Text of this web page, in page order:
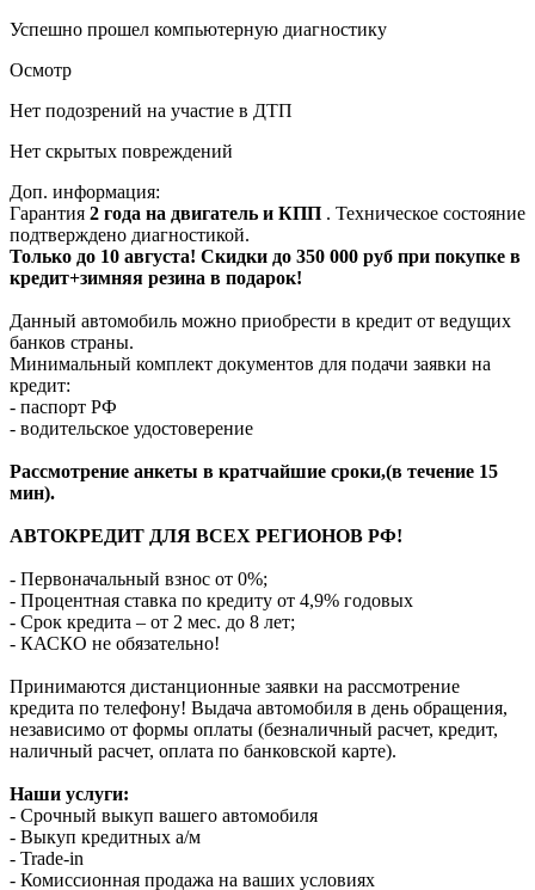
Успешно прошел компьютерную диагностику
Осмотр
Нет подозрений на участие в ДТП
Нет скрытых повреждений
Доп. информация:
Гарантия 2 года на двигатель и КПП . Техническое состояние
подтверждено диагностикой.
Только до 10 августа! Скидки до 350 000 руб при покупке в
кредит+зимняя резина в подарок!
Данный автомобиль можно приобрести в кредит от ведущих
банков страны.
Минимальный комплект документов для подачи заявки на
кредит:
- паспорт РФ
- водительское удостоверение
Рассмотрение анкеты в кратчайшие сроки,(в течение 15
мин).
АВТОКРЕДИТ ДЛЯ ВСЕХ РЕГИОНОВ РФ!
- Первоначальный взнос от 0%;
- Процентная ставка по кредиту от 4,9% годовых
- Срок кредита – от 2 мес. до 8 лет;
- КАСКО не обязательно!
Принимаются дистанционные заявки на рассмотрение
кредита по телефону! Выдача автомобиля в день обращения,
независимо от формы оплаты (безналичный расчет, кредит,
наличный расчет, оплата по банковской карте).
Наши услуги:
- Срочный выкуп вашего автомобиля
- Выкуп кредитных а/м
- Trade-in
- Комиссионная продажа на ваших условиях